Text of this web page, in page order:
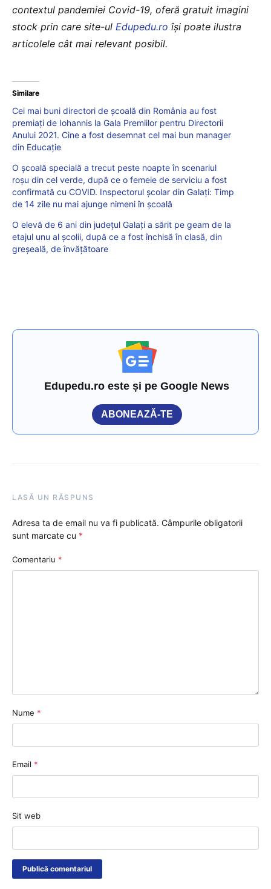
contextul pandemiei Covid-19, oferă gratuit imagini
stock prin care site-ul Edupedu.ro îşi poate ilustra
articolele cât mai relevant posibil.
Similare
Cei mai buni directori de școală din România au fost
premiați de Iohannis la Gala Premiilor pentru Directorii
Anului 2021. Cine a fost desemnat cel mai bun manager
din Educație
O școală specială a trecut peste noapte în scenariul
roșu din cel verde, după ce o femeie de serviciu a fost
confirmată cu COVID. Inspectorul școlar din Galați: Timp
de 14 zile nu mai ajunge nimeni în școală
O elevă de 6 ani din județul Galați a sărit pe geam de la
etajul unu al școlii, după ce a fost închisă în clasă, din
greșeală, de învățătoare
Edupedu.ro este și pe Google News
ABONEAZĂ-TE
LASĂ UN RĂSPUNS
Adresa ta de email nu va fi publicată. Câmpurile obligatorii
sunt marcate cu *
Comentariu *
Nume *
Email *
Sit web